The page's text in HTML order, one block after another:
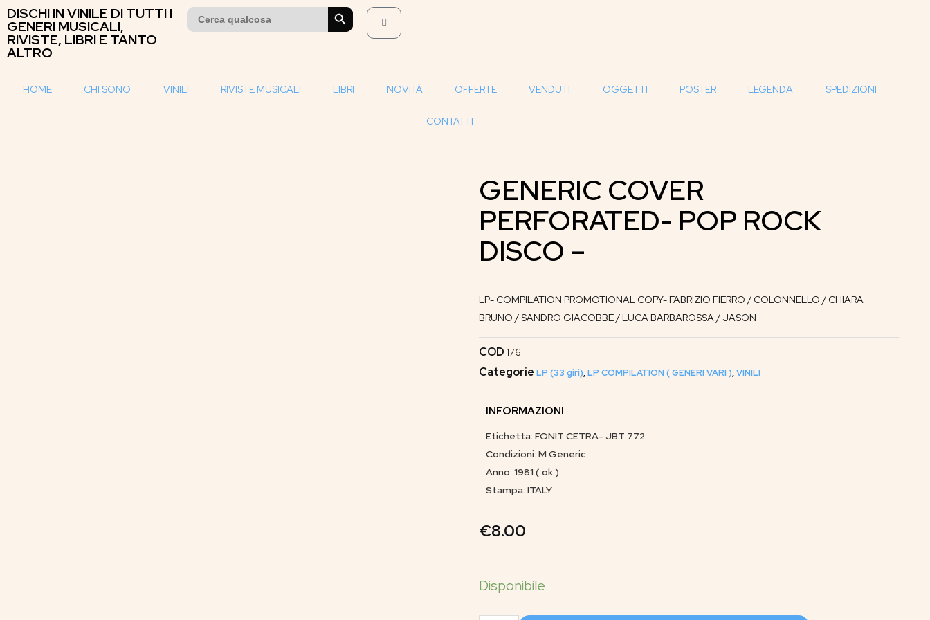
DISCHI IN VINILE DI TUTTI I
GENERI MUSICALI,
RIVISTE, LIBRI E TANTO
ALTRO
Search
for:
SEARCH BUTTON
HOME CHI SONO VINILI RIVISTE MUSICALI LIBRI NOVITÀ OFFERTE VENDUTI OGGETTI POSTER LEGENDA SPEDIZIONI
CONTATTI
GENERIC COVER
PERFORATED- POP ROCK
DISCO –
LP- COMPILATION PROMOTIONAL COPY- FABRIZIO FIERRO / COLONNELLO / CHIARA
BRUNO / SANDRO GIACOBBE / LUCA BARBAROSSA / JASON
COD 176
Categorie LP (33 giri),LP COMPILATION ( GENERI VARI ),VINILI
INFORMAZIONI
Etichetta: FONIT CETRA- JBT 772
Condizioni: M Generic
Anno: 1981 ( ok )
Stampa: ITALY
€8.00